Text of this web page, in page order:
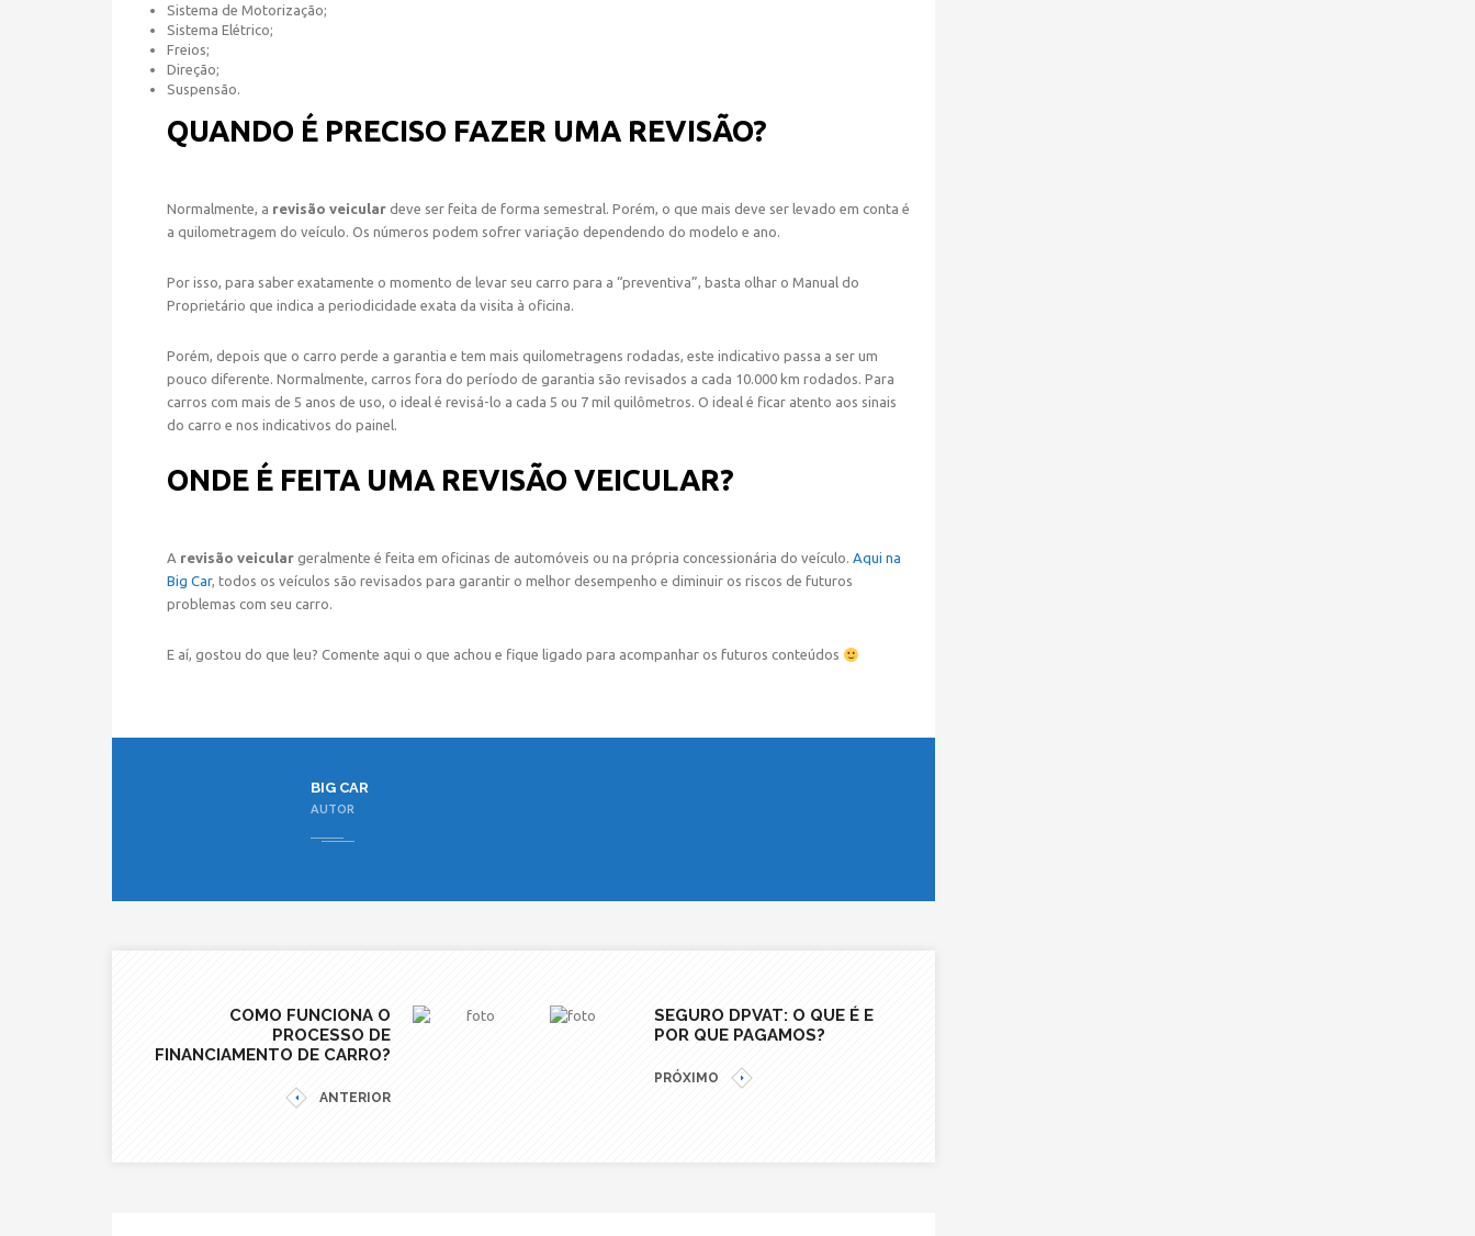
Sistema de Motorização;
Sistema Elétrico;
Freios;
Direção;
Suspensão.
QUANDO É PRECISO FAZER UMA REVISÃO?
Normalmente, a revisão veicular deve ser feita de forma semestral. Porém, o que mais deve ser levado em conta é
a quilometragem do veículo. Os números podem sofrer variação dependendo do modelo e ano.
Por isso, para saber exatamente o momento de levar seu carro para a “preventiva”, basta olhar o Manual do
Proprietário que indica a periodicidade exata da visita à oficina.
Porém, depois que o carro perde a garantia e tem mais quilometragens rodadas, este indicativo passa a ser um
pouco diferente. Normalmente, carros fora do período de garantia são revisados a cada 10.000 km rodados. Para
carros com mais de 5 anos de uso, o ideal é revisá-lo a cada 5 ou 7 mil quilômetros. O ideal é ficar atento aos sinais
do carro e nos indicativos do painel.
ONDE É FEITA UMA REVISÃO VEICULAR?
A revisão veicular geralmente é feita em oficinas de automóveis ou na própria concessionária do veículo. Aqui na
Big Car, todos os veículos são revisados para garantir o melhor desempenho e diminuir os riscos de futuros
problemas com seu carro.
E aí, gostou do que leu? Comente aqui o que achou e fique ligado para acompanhar os futuros conteúdos
BIG CAR
AUTOR
COMO FUNCIONA O
PROCESSO DE
FINANCIAMENTO DE CARRO?
ANTERIOR
SEGURO DPVAT: O QUE É E
POR QUE PAGAMOS?
PRÓXIMO